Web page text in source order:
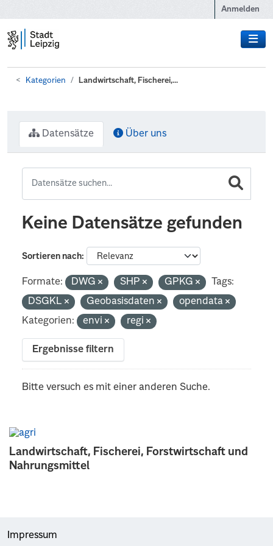
Anmelden
Kategorien Landwirtschaft, Fischerei,...
Landwirtschaft, Fischerei, Forstwirtschaft und
Nahrungsmittel
Datensätze Über uns
Keine Datensätze gefunden
Sortieren nach
Formate: DWG SHP GPKG
Tags:
DSGKL
Geobasisdaten
opendata
Kategorien:
envi regi
Ergebnisse filtern
Bitte versuch es mit einer anderen Suche.
Impressum